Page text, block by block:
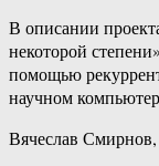
В описании
некоторой
помощью
научном
Вячеслав